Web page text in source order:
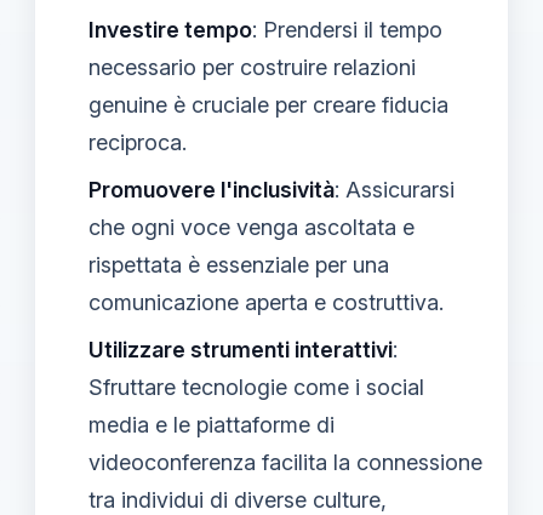
Investire tempo: Prendersi il tempo
necessario per costruire relazioni
genuine è cruciale per creare fiducia
reciproca.
Promuovere l'inclusività: Assicurarsi
che ogni voce venga ascoltata e
rispettata è essenziale per una
comunicazione aperta e costruttiva.
Utilizzare strumenti interattivi:
Sfruttare tecnologie come i social
media e le piattaforme di
videoconferenza facilita la connessione
tra individui di diverse culture,